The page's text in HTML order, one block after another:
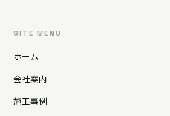
SITE MENU
ホーム
会社案内
施工事例